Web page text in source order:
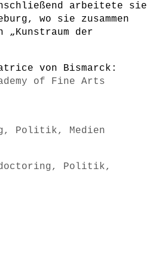
arbeitete sie
wo sie zusammen
der
von Bismarck:
of Fine Arts
Politik, Medien
Politik,